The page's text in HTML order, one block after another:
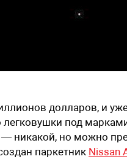
долларов, и
легковушки под
никакой, но можно
паркетник Nissan